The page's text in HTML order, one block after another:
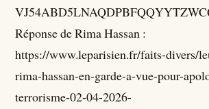
Réponse de Rima Hassan :
https://www.leparisien.fr/faits-divers/
rima-hassan-en-garde-a-vue-pour-
terrorisme-02-04-2026-